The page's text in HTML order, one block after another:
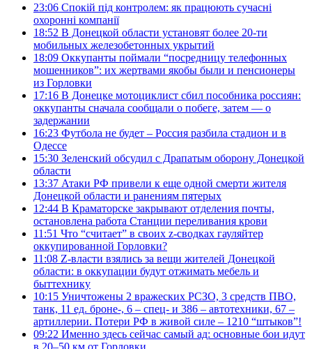
23:06 Спокій під контролем: як працюють сучасні
охоронні компанії
18:52 В Донецкой области установят более 20-ти
мобильных железобетонных укрытий
18:09 Оккупанты поймали “посредницу телефонных
мошенников”: их жертвами якобы были и пенсионеры
из Горловки
17:16 В Донецке мотоциклист сбил пособника россиян:
оккупанты сначала сообщали о побеге, затем — о
задержании
16:23 Футбола не будет – Россия разбила стадион и в
Одессе
15:30 Зеленский обсудил с Драпатым оборону Донецкой
области
13:37 Атаки РФ привели к еще одной смерти жителя
Донецкой области и ранениям пятерых
12:44 В Краматорске закрывают отделения почты,
остановлена работа Станции переливания крови
11:51 Что “считает” в своих z-сводках гауляйтер
оккупированной Горловки?
11:08 Z-власти взялись за вещи жителей Донецкой
области: в оккупации будут отжимать мебель и
быттехнику
10:15 Уничтожены 2 вражеских РСЗО, 3 средств ПВО,
танк, 11 ед. броне-, 6 – спец- и 386 – автотехники, 67 –
артиллерии. Потери РФ в живой силе – 1210 “штыков”!
09:22 Именно здесь сейчас самый ад: основные бои идут
в 20–50 км от Горловки